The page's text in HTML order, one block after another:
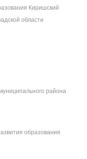
Киришский
области
района
образования